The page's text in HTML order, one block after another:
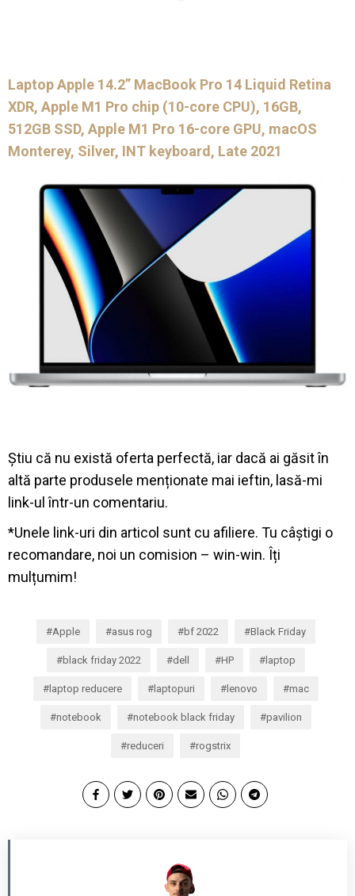
Laptop Apple 14.2” MacBook Pro 14 Liquid Retina
XDR, Apple M1 Pro chip (10-core CPU), 16GB,
512GB SSD, Apple M1 Pro 16-core GPU, macOS
Monterey, Silver, INT keyboard, Late 2021
Știu că nu există oferta perfectă, iar dacă ai găsit în
altă parte produsele menționate mai ieftin, lasă-mi
link-ul într-un comentariu.
*Unele link-uri din articol sunt cu afiliere. Tu câștigi o
recomandare, noi un comision – win-win. Îți
mulțumim!
Apple asus rog bf 2022 Black Friday
black friday 2022 dell HP laptop
laptop reducere laptopuri lenovo mac
notebook notebook black friday pavilion
reduceri rogstrix